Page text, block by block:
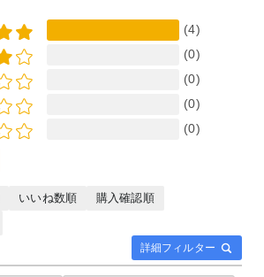
(4)
(0)
(0)
(0)
(0)
詳細フィルター
いいね数順
購入確認順